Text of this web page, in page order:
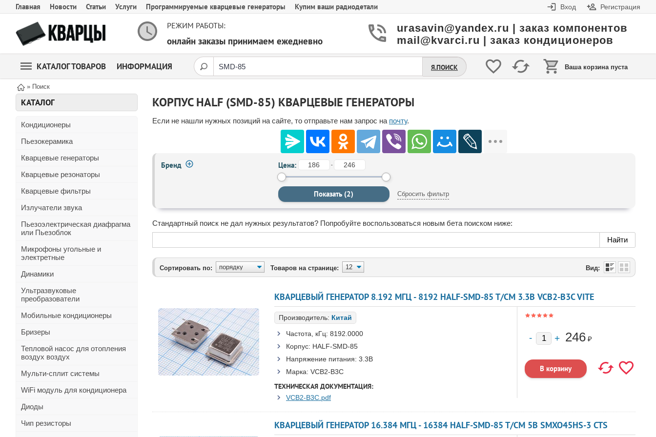
Главная Новости Статьи Услуги Программируемые кварцевые генераторы Купим ваши радиодетали Вход Регистрация
РЕЖИМ РАБОТЫ:
онлайн заказы принимаем ежедневно
urasavin@yandex.ru | заказ компонентов
mail@kvarci.ru | заказ кондиционеров
КАТАЛОГ ТОВАРОВ ИНФОРМАЦИЯ Ваша корзина пуста
Я.ПОИСК
» Поиск
КАТАЛОГ
Кондиционеры
Пьезокерамика
Кварцевые генераторы
Кварцевые резонаторы
Кварцевые фильтры
Излучатели звука
Пьезоэлектрическая диафрагма
или Пьезоблок
Микрофоны угольные и
электретные
Динамики
Ультразвуковые
преобразователи
Мобильные кондиционеры
Бризеры
Тепловой насос для отопления
воздух воздух
Мульти-сплит системы
WiFi модуль для кондиционера
Диоды
Чип резисторы
КОРПУС HALF (SMD-85) КВАРЦЕВЫЕ ГЕНЕРАТОРЫ
Если не нашли нужных позиций на сайте, то отправьте нам запрос на почту.
Бренд Цена: -
Сбросить фильтр
Стандартный поиск не дал нужных результатов? Попробуйте воспользоваться новым бета поиском ниже:
Сортировать по: Товаров на странице: Вид:
КВАРЦЕВЫЙ ГЕНЕРАТОР 8.192 МГЦ - 8192 HALF-SMD-85 T/CM 3.3В VCB2-B3C VITE
Производитель: Китай
Частота, кГц: 8192.0000
Корпус: HALF-SMD-85
Напряжение питания: 3.3В
Марка: VCB2-B3C
ТЕХНИЧЕСКАЯ ДОКУМЕНТАЦИЯ:
VCB2-B3C.pdf
246 ₽
КВАРЦЕВЫЙ ГЕНЕРАТОР 16.384 МГЦ - 16384 HALF-SMD-85 T/CM 5В SMXO45HS-3 CTS